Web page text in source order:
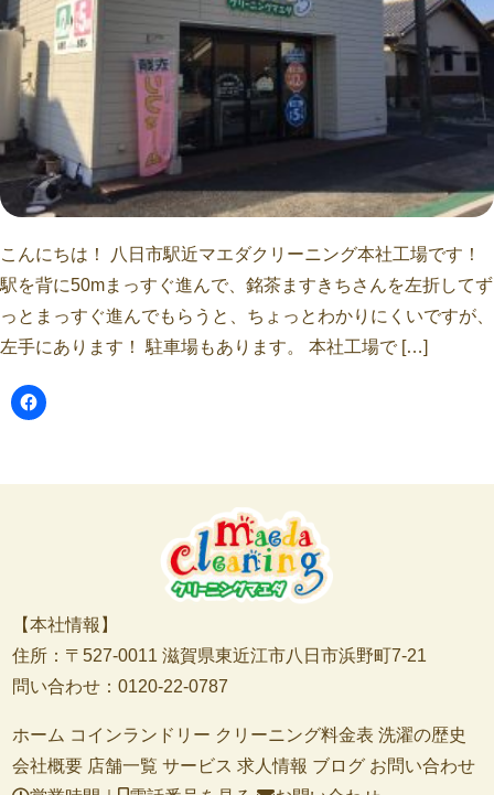
こんにちは！ 八日市駅近マエダクリーニング本社工場です！
駅を背に50mまっすぐ進んで、銘茶ますきちさんを左折してず
っとまっすぐ進んでもらうと、ちょっとわかりにくいですが、
左手にあります！ 駐車場もあります。 本社工場で […]
【本社情報】
住所：〒527-0011 滋賀県東近江市八日市浜野町7-21
問い合わせ：0120-22-0787
ホーム コインランドリー クリーニング料金表 洗濯の歴史
会社概要 店舗一覧 サービス 求人情報 ブログ お問い合わせ